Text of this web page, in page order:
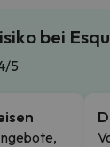
bei
5